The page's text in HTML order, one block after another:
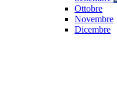
Ottobre
Novembre
Dicembre